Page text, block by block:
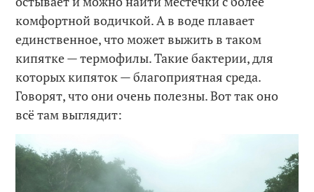
комфортной водичкой. А в воде плавает
единственное, что может выжить в таком
кипятке — термофилы. Такие бактерии, для
которых кипяток — благоприятная среда.
Говорят, что они очень полезны. Вот так оно
всё там выглядит: